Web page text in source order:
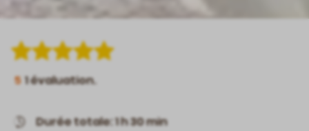
5 1évaluation.
Durée totale: 1 h 30 min